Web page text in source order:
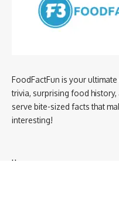
FoodFactFun is your
trivia, surprising food
serve bite-sized facts that
interesting!
Home